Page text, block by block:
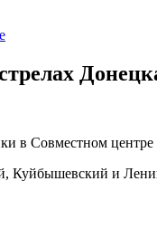
в Совместном
Куйбышевский и